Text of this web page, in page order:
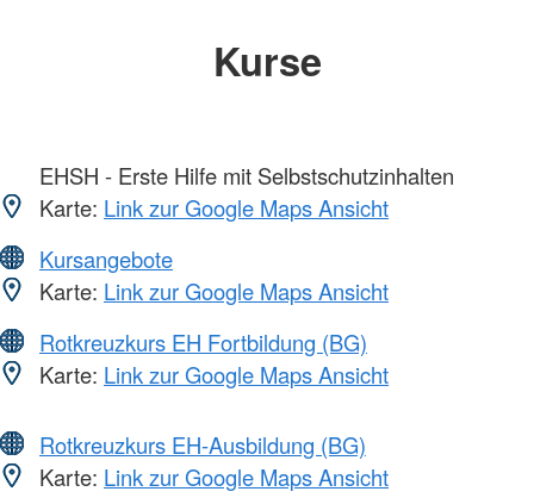
Kurse
EHSH - Erste Hilfe mit Selbstschutzinhalten
Karte: Link zur Google Maps Ansicht
Kursangebote
Karte: Link zur Google Maps Ansicht
Rotkreuzkurs EH Fortbildung (BG)
Karte: Link zur Google Maps Ansicht
Rotkreuzkurs EH-Ausbildung (BG)
Karte: Link zur Google Maps Ansicht